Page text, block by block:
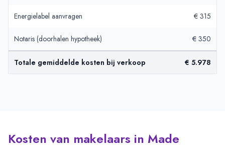
Energielabel aanvragen € 315
Notaris (doorhalen hypotheek) € 350
Totale gemiddelde kosten bij verkoop € 5.978
Kosten van makelaars in Made